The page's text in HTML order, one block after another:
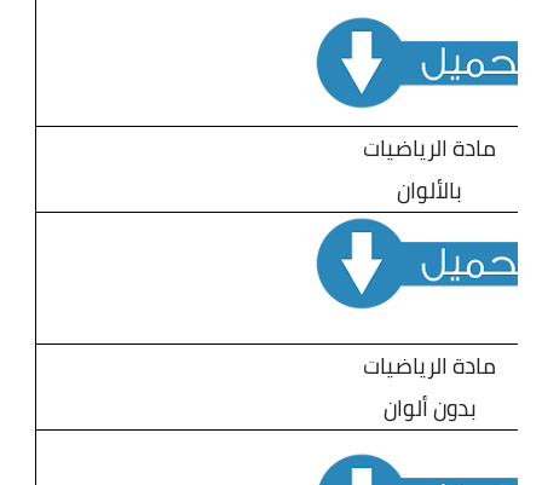
مادة الرياضيات
بالألوان
مادة الرياضيات
بدون ألوان